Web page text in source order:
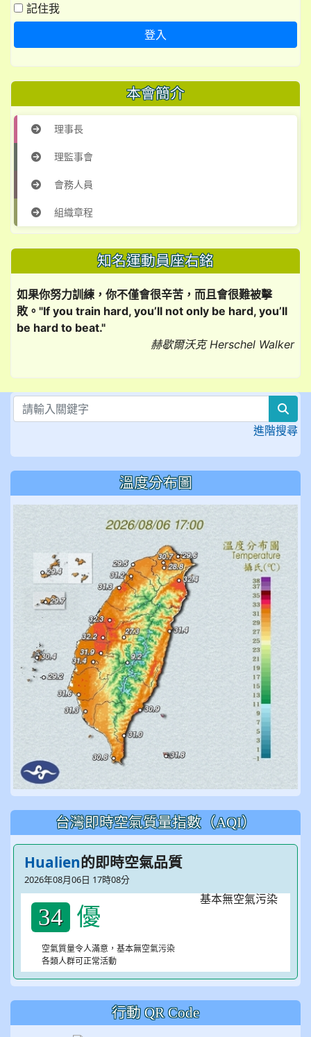
記住我
登入
本會簡介
理事長
理監事會
會務人員
組織章程
知名運動員座右銘
如果你努力訓練，你不僅會很辛苦，而且會很難被擊
敗。"If you train hard, you’ll not only be hard, you’ll
be hard to beat."
赫歇爾沃克 Herschel Walker
進階搜尋
溫度分布圖
台灣即時空氣質量指數（AQI）
Hualien的即時空氣品質
2026年08月06日 17時08分
34 優
空氣質量令人滿意，基本無空氣污染
各類人群可正常活動
行動 QR Code